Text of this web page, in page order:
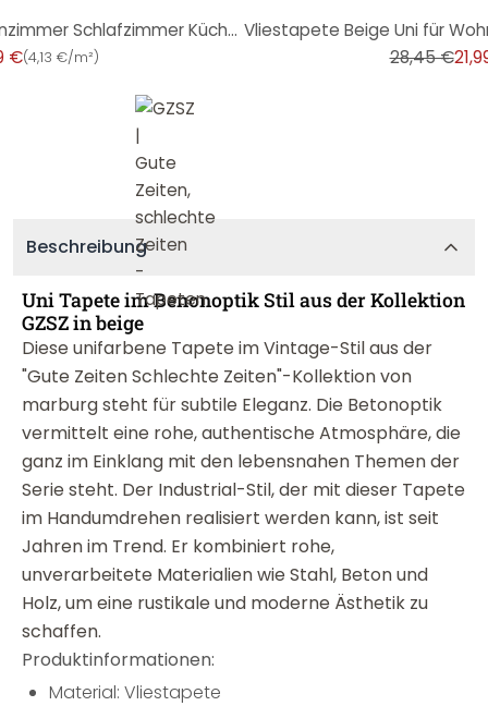
Vliestapete Beige Uni für Wohnzimmer Schlafzimmer Küche marburg Tapete
€(4,13 €/m²) 28,45 €
Beschreibung
Uni Tapete im Benonoptik Stil aus der Kollektion
GZSZ in beige
Diese unifarbene Tapete im Vintage-Stil aus der
"Gute Zeiten Schlechte Zeiten"-Kollektion von
marburg steht für subtile Eleganz. Die Betonoptik
vermittelt eine rohe, authentische Atmosphäre, die
ganz im Einklang mit den lebensnahen Themen der
Serie steht. Der Industrial-Stil, der mit dieser Tapete
im Handumdrehen realisiert werden kann, ist seit
Jahren im Trend. Er kombiniert rohe,
unverarbeitete Materialien wie Stahl, Beton und
Holz, um eine rustikale und moderne Ästhetik zu
schaffen.
Produktinformationen:
Material: Vliestapete